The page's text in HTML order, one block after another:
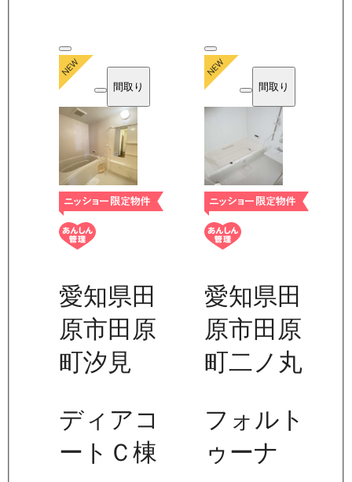
間取り
愛知県田
原市田原
町汐見
ディアコ
ートＣ棟
間取り
愛知県田
原市田原
町二ノ丸
フォルト
ゥーナ